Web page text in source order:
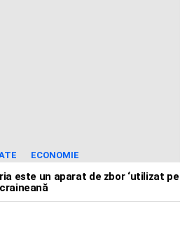
ECONOMIE
este un aparat de zbor ‘utilizat pe